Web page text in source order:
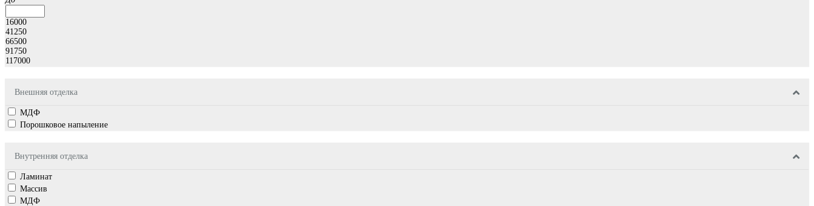
16000
41250
66500
91750
117000
Внешняя отделка
МДФ
Порошковое напыление
Внутренняя отделка
Ламинат
Массив
МДФ